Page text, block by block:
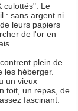
culottés". Le
: sans argent ni
leurs papiers
de l'or en
plein de
les héberger.
un vieux
toit, un repas, de
fascinant.